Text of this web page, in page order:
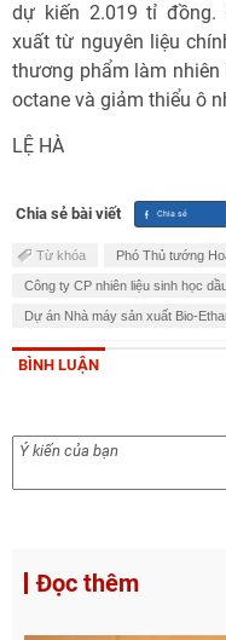
dự kiến 2.019 tỉ đồng.
xuất từ nguyên liệu
thương phẩm làm
octane và giảm thiểu ô
LỆ HÀ
Chia sẻ bài viết
Từ khóa Phó Thủ tướng
Công ty CP nhiên liệu sinh học
Dự án Nhà máy sản xuất Bio-
BÌNH LUẬN
Đọc thêm